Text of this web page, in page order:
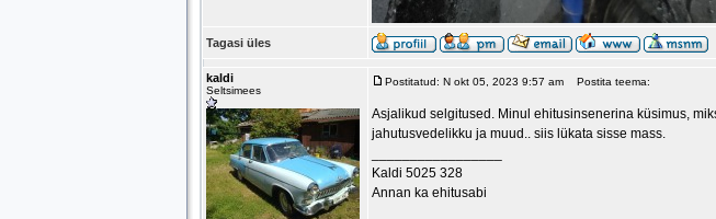
Tagasi üles
kaldi
Seltsimees
Postitatud: N okt 05, 2023 9:57 am Postita teema:
Asjalikud selgitused. Minul ehitusinsenerina küsimus,
jahutusvedelikku ja muud.. siis lükata sisse mass.
Kaldi 5025 328
Annan ka ehitusabi